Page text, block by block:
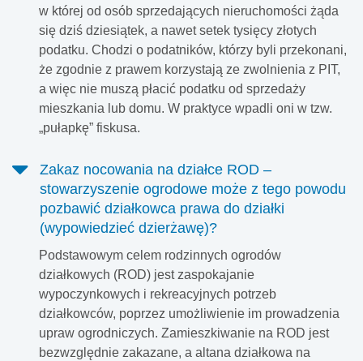
w której od osób sprzedających nieruchomości żąda
się dziś dziesiątek, a nawet setek tysięcy złotych
podatku. Chodzi o podatników, którzy byli przekonani,
że zgodnie z prawem korzystają ze zwolnienia z PIT,
a więc nie muszą płacić podatku od sprzedaży
mieszkania lub domu. W praktyce wpadli oni w tzw.
„pułapkę” fiskusa.
Zakaz nocowania na działce ROD –
stowarzyszenie ogrodowe może z tego powodu
pozbawić działkowca prawa do działki
(wypowiedzieć dzierżawę)?
Podstawowym celem rodzinnych ogrodów
działkowych (ROD) jest zaspokajanie
wypoczynkowych i rekreacyjnych potrzeb
działkowców, poprzez umożliwienie im prowadzenia
upraw ogrodniczych. Zamieszkiwanie na ROD jest
bezwzględnie zakazane, a altana działkowa na